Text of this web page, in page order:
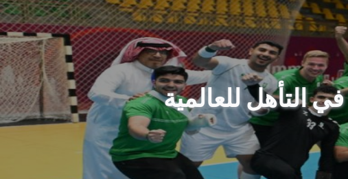
التأهل للعالمية